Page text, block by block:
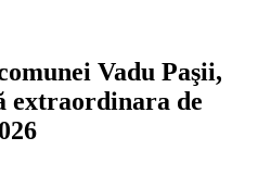
Vadu Paşii,
extraordinara de